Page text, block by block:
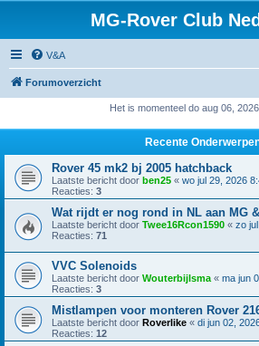
MG-Rover Club
V&A
Forumoverzicht
Het is momenteel do aug 06,
Recente
Rover 45 mk2 bj 2005 hatchback
Laatste bericht door ben25 « wo jul 29, 2026
Reacties: 3
Wat rijdt er nog rond in NL aan MG
Laatste bericht door Twee16Rcon1590 « zo
Reacties: 71
VVC Solenoids
Laatste bericht door Wouterbijlsma « ma jun
Reacties: 3
Mistlampen voor monteren Rover
Laatste bericht door Roverlike « di jun 02,
Reacties: 12